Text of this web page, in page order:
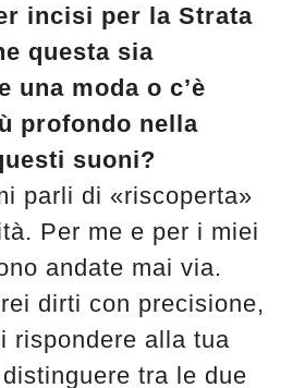
incisi per la Strata
questa sia
una moda o c’è
profondo nella
suoni?
parli di «riscoperta»
Per me e per i miei
andate mai via.
dirti con precisione,
rispondere alla tua
tra le due